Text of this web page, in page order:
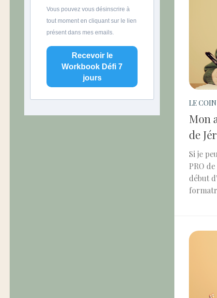
LE
Mon
de
Si je
PRO
début
Vous pouvez vous désinscrire à
tout moment en cliquant sur le lien
présent dans mes emails.
Recevoir le
Workbook Défi 7
jours